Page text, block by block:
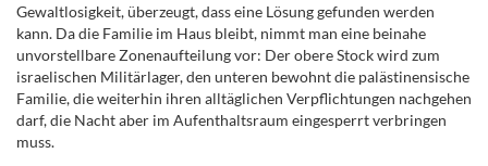
Gewaltlosigkeit, überzeugt, dass eine Lösung gefunden werden
kann. Da die Familie im Haus bleibt, nimmt man eine beinahe
unvorstellbare Zonenaufteilung vor: Der obere Stock wird zum
israelischen Militärlager, den unteren bewohnt die palästinensische
Familie, die weiterhin ihren alltäglichen Verpflichtungen nachgehen
darf, die Nacht aber im Aufenthaltsraum eingesperrt verbringen
muss.